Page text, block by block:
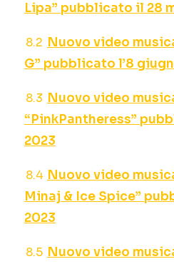
Lipa” pubblicato il 28
Nuovo video
G” pubblicato l’8
Nuovo video
“PinkPantheress”
2023
Nuovo video
Minaj & Ice Spice”
2023
Nuovo video